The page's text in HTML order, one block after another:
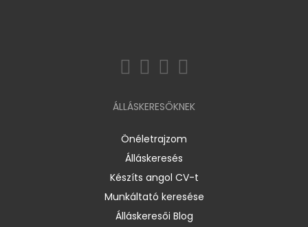
ÁLLÁSKERESŐKNEK
Önéletrajzom
Álláskeresés
Készíts angol CV-t
Munkáltató keresése
Álláskeresői Blog